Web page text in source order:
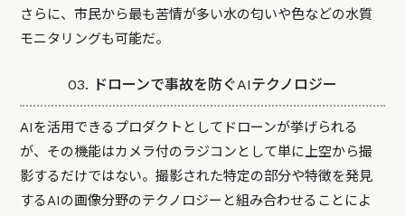
さらに、市民から最も苦情が多い水の匂いや色などの水質
モニタリングも可能だ。
03. ドローンで事故を防ぐAIテクノロジー
AIを活用できるプロダクトとしてドローンが挙げられる
が、その機能はカメラ付のラジコンとして単に上空から撮
影するだけではない。撮影された特定の部分や特徴を発見
するAIの画像分野のテクノロジーと組み合わせることによ